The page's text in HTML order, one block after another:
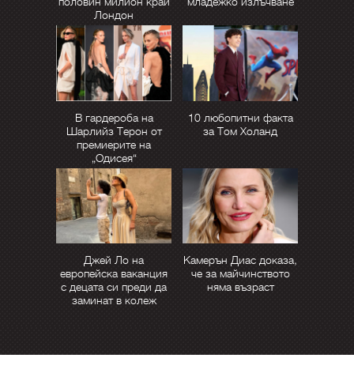
Лондон
В гардероба на
Шарлийз Терон от
премиерите на
„Одисея“
10 любопитни факта
за Том Холанд
Джей Ло на
европейска ваканция
с децата си преди да
заминат в колеж
Камерън Диас доказа,
че за майчинството
няма възраст